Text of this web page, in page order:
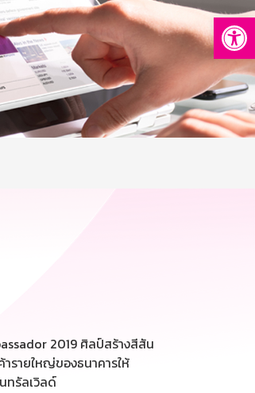
2019 ศิลป์สร้างสีสัน
รายใหญ่ของธนาคารให้
ทรัลเวิลด์